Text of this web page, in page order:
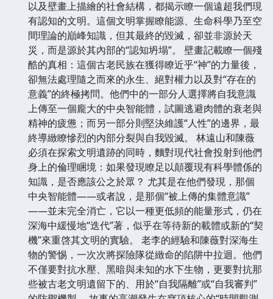
以及壁畫上描繪的社會結構，都揭示瞭一個遠超我們現
有認知的文明。這個文明掌握瞭能源、生命科學乃至空
間理論的巔峰知識，但其最終的毀滅，卻並非源於天
災，而是源於其內部的“認知坍塌”。 壁畫記載瞭一個殘
酷的真相：這個古老民族在獲得瞭近乎“神”的力量後，
卻無法處理隨之而來的永生、絕對權力以及對“存在的
意義”的終極拷問。他們中的一部分人選擇將自我意識
上傳至一個龐大的中央智能體，試圖逃避肉體的衰老與
精神的疲憊；而另一部分則堅決維護“人性”的邊界，最
終導緻瞭慘烈的內部分裂與自我毀滅。 林遠山和陳薇
必須在探索文明遺跡的同時，麵對現代社會投射到他們
身上的倫理睏境：如果發現瞭足以顛覆現有科學體係的
知識，是否應該公之於眾？ 尤其是在他們發現，那個
中央智能體——或者說，是那個“被上傳的集體意識”
——並未完全消亡，它以一種更低頻的能量形式，仍在
深海中緩慢地“迭代”著，似乎在等待新的載體或新的“契
機”來重啓其文明的實驗。 老李的經驗和陳薇對深海生
物的警惕，一次次將探險隊從緻命的陷阱中拉迴。他們
不僅要對抗水壓、黑暗與未知的水下生物，更要對抗那
些被古老文明遺留下的、用於“自我隔離”或“自我審判”